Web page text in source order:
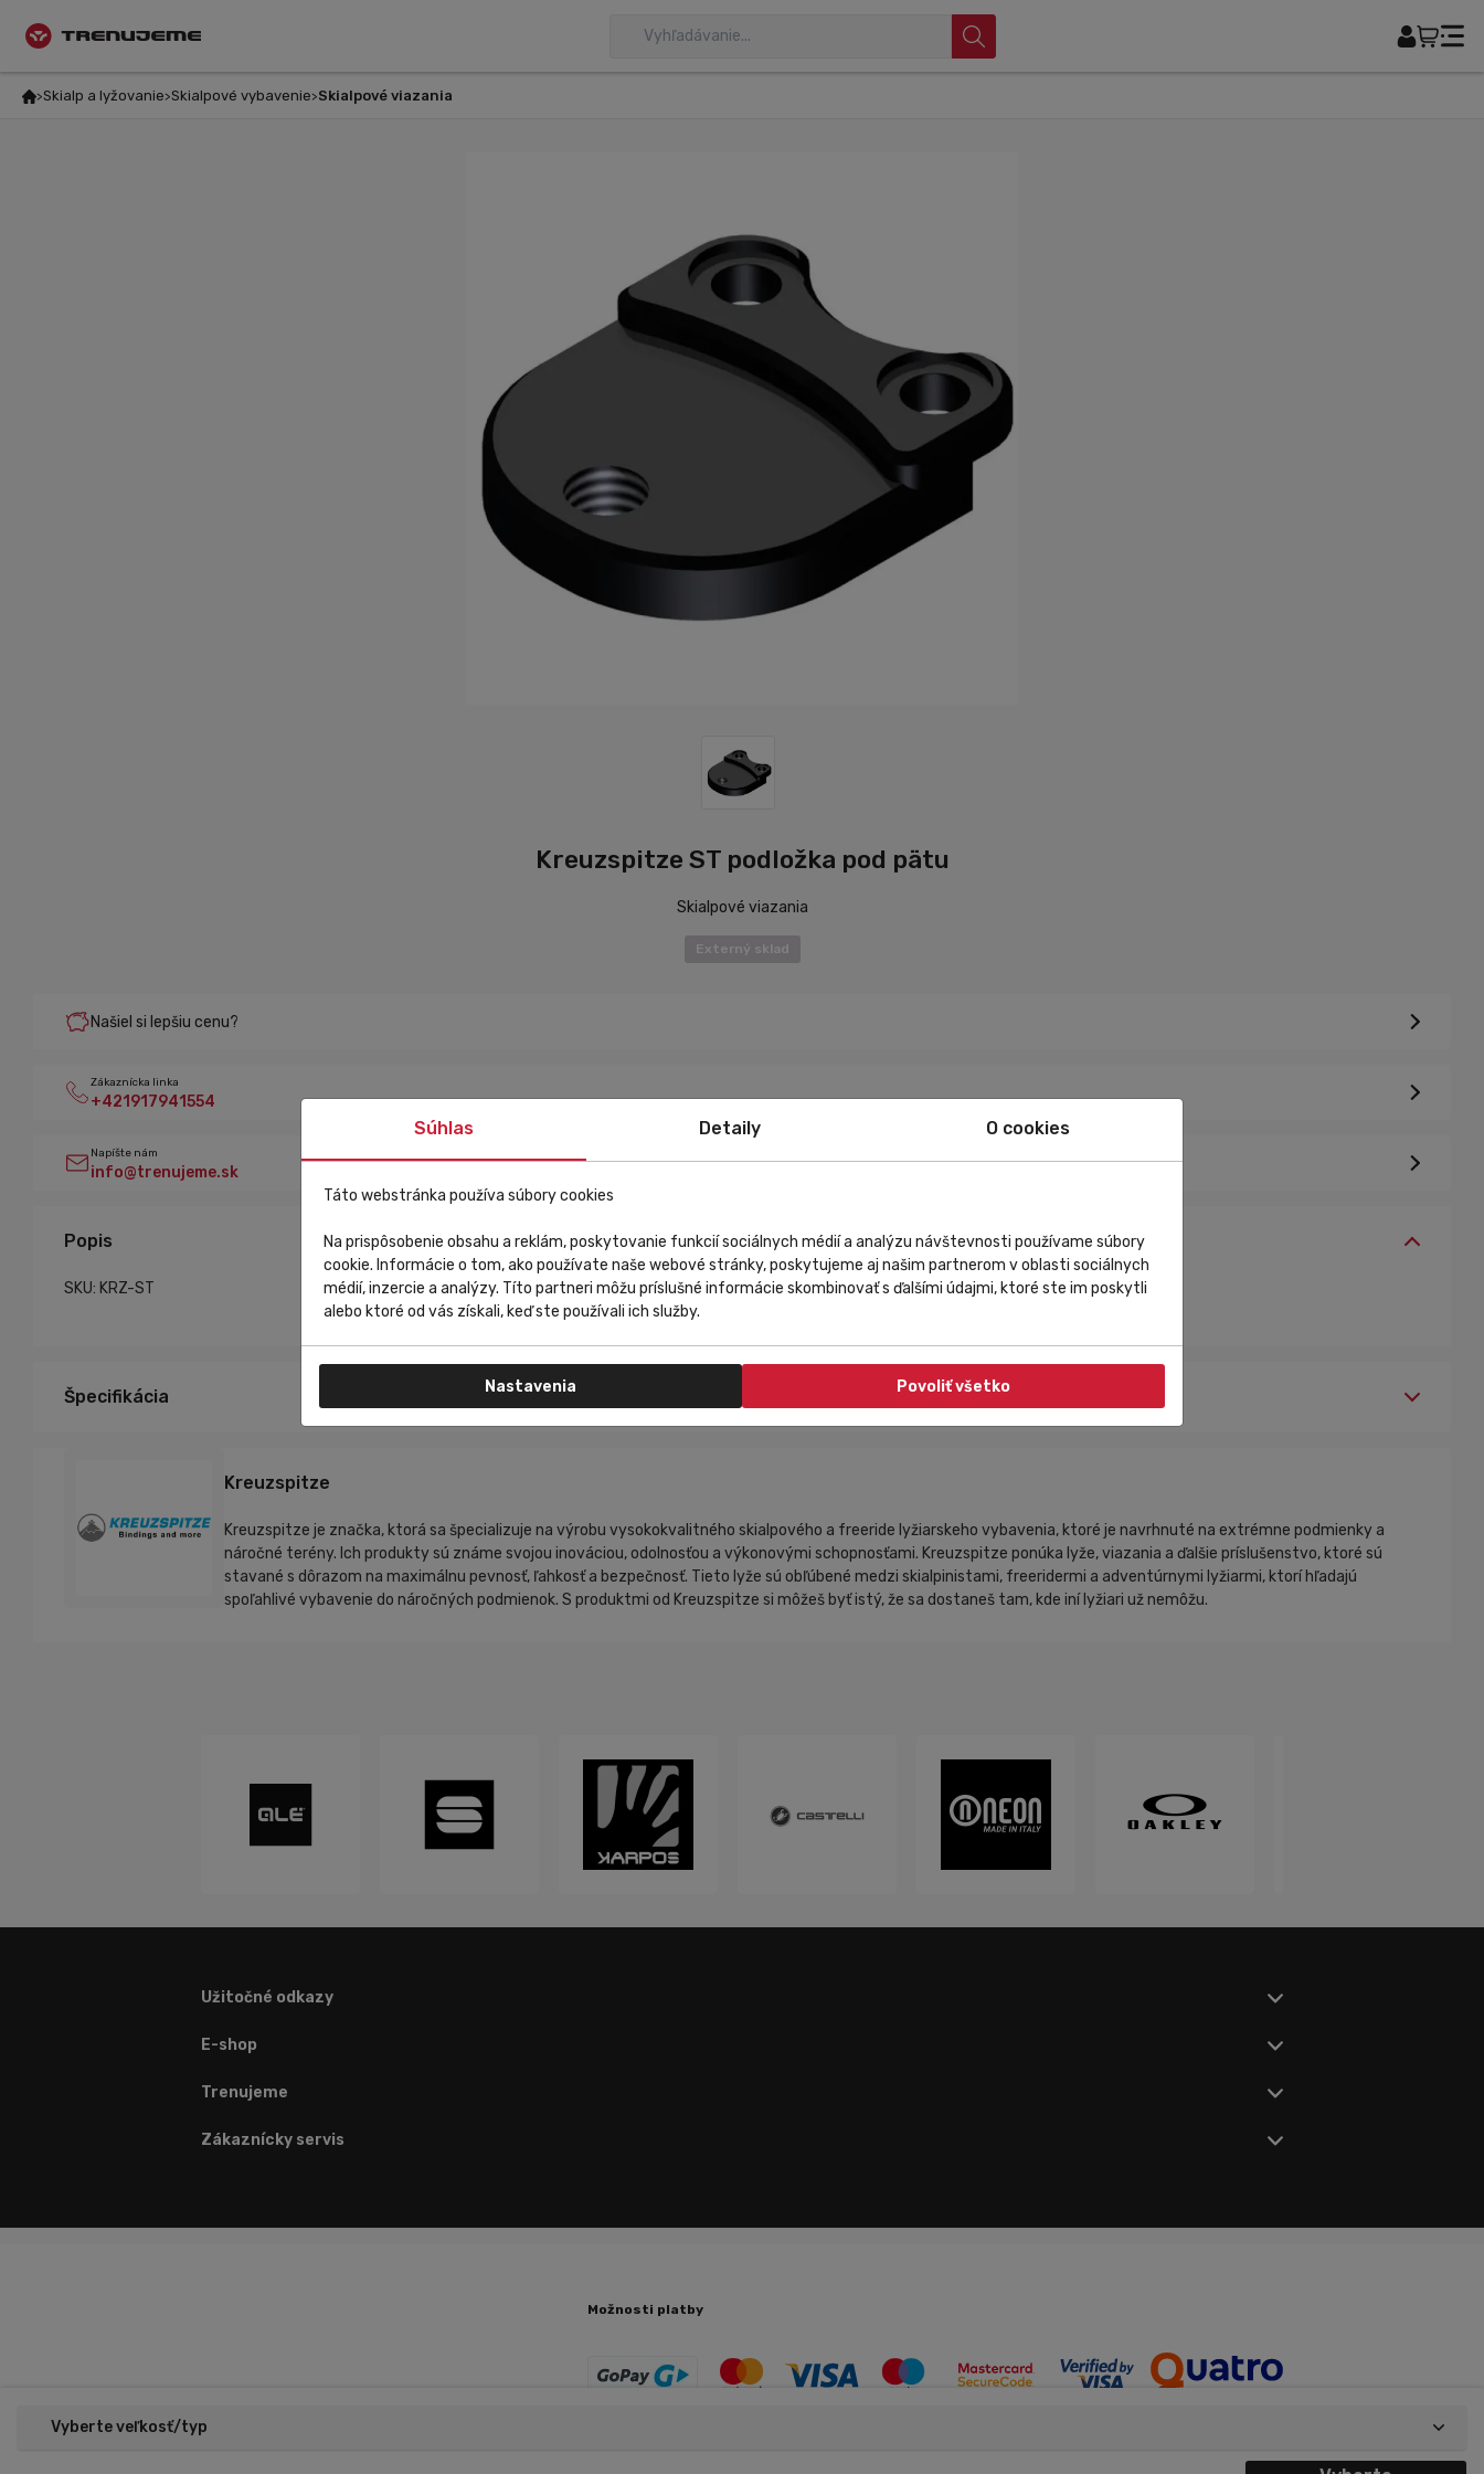
Skialp a lyžovanie Skialpové vybavenie Skialpové viazania
Kreuzspitze ST podložka pod pätu
Skialpové viazania
Externý sklad
Našiel si lepšiu cenu?
Zákaznícka linka
+421917941554
Napíšte nám
info@trenujeme.sk
Popis
SKU: KRZ-ST
Špecifikácia
Kreuzspitze
Kreuzspitze je značka, ktorá sa špecializuje na výrobu vysokokvalitného skialpového a freeride lyžiarskeho vybavenia, ktoré je navrhnuté na extrémne podmienky a
náročné terény. Ich produkty sú známe svojou inováciou, odolnosťou a výkonovými schopnosťami. Kreuzspitze ponúka lyže, viazania a ďalšie príslušenstvo, ktoré sú
stavané s dôrazom na maximálnu pevnosť, ľahkosť a bezpečnosť. Tieto lyže sú obľúbené medzi skialpinistami, freeridermi a adventúrnymi lyžiarmi, ktorí hľadajú
spoľahlivé vybavenie do náročných podmienok. S produktmi od Kreuzspitze si môžeš byť istý, že sa dostaneš tam, kde iní lyžiari už nemôžu.
Vyberte veľkosť/typ
Užitočné odkazy
E-shop
Trenujeme
Zákaznícky servis
Možnosti platby
Súhlas Detaily O cookies
Táto webstránka používa súbory cookies
Na prispôsobenie obsahu a reklám, poskytovanie funkcií sociálnych médií a analýzu návštevnosti používame súbory
cookie. Informácie o tom, ako používate naše webové stránky, poskytujeme aj našim partnerom v oblasti sociálnych
médií, inzercie a analýzy. Títo partneri môžu príslušné informácie skombinovať s ďalšími údajmi, ktoré ste im poskytli
alebo ktoré od vás získali, keď ste používali ich služby.
Nastavenia Povoliť všetko